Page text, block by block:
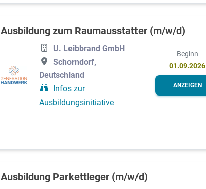
Ausbildung zum Raumausstatter (m/w/d)
U. Leibbrand GmbH
Schorndorf,
Deutschland
Infos zur
Ausbildungsinitiative
Beginn
01.09.2026
ANZEIGEN
Ausbildung Parkettleger (m/w/d)